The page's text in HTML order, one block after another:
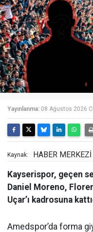
Yayınlanma: 08 Ağustos 2026
Kaynak: HABER MERKEZİ
Kayserispor, geçen
Daniel Moreno,
Uçar’ı kadrosuna
Amedspor’da forma